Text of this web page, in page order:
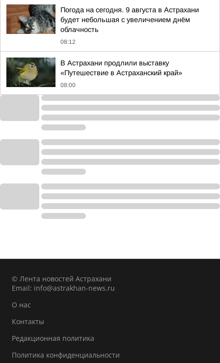
Погода на сегодня. 9 августа в Астрахани
будет небольшая с увеличением днём
облачность
08:12
В Астрахани продлили выставку
«Путешествие в Астраханский край»
08:00
© Лента новостей Астрахани
Email: info@astrakhan-news.ru
О нас
Контакты
Редакционная политика
Политика конфиденциальности